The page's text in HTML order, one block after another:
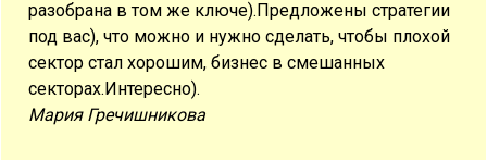
разобрана в том же ключе).Предложены стратегии
под вас), что можно и нужно сделать, чтобы плохой
сектор стал хорошим, бизнес в смешанных
секторах.Интересно).
Мария Гречишникова